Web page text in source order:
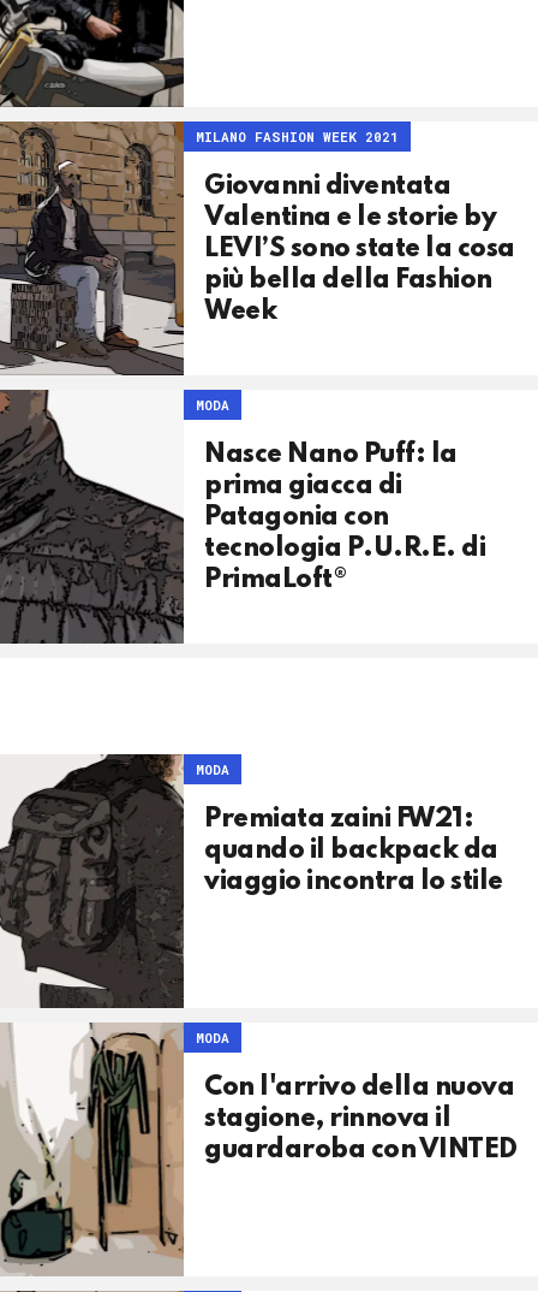
MILANO FASHION WEEK 2021
Giovanni diventata
Valentina e le storie by
LEVI’S sono state la cosa
più bella della Fashion
Week
MODA
Nasce Nano Puff: la
prima giacca di
Patagonia con
tecnologia P.U.R.E. di
PrimaLoft®
MODA
Premiata zaini FW21:
quando il backpack da
viaggio incontra lo stile
MODA
Con l'arrivo della nuova
stagione, rinnova il
guardaroba con VINTED